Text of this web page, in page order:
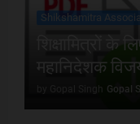
Shikshamitra
शिक्षामित्रों
महानिदेशक
by Gopal Singh Gopal